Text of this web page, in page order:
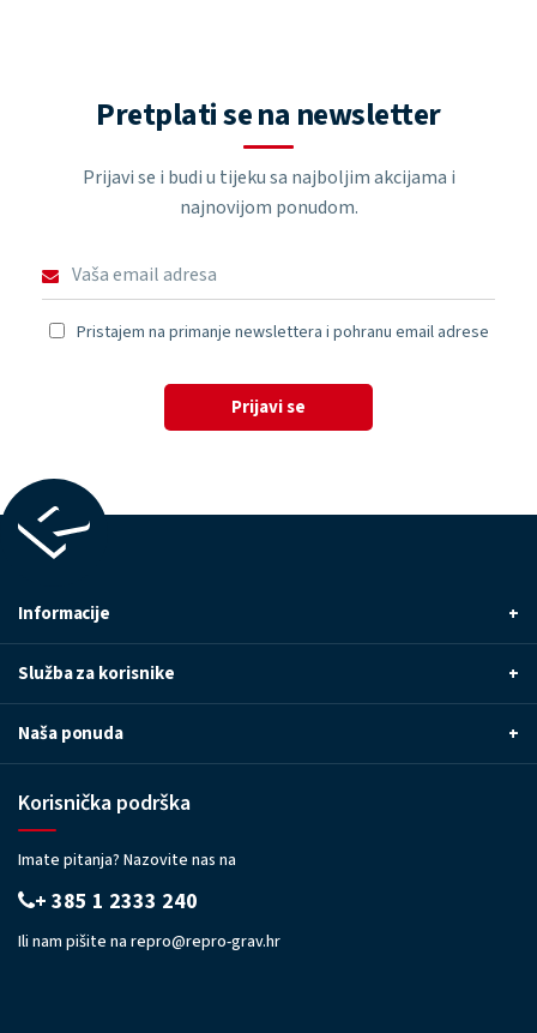
Pretplati se na newsletter
Prijavi se i budi u tijeku sa najboljim akcijama i
najnovijom ponudom.
Pristajem na primanje newslettera i pohranu email adrese
Prijavi se
Informacije +
Služba za korisnike +
Naša ponuda +
Korisnička podrška
Imate pitanja? Nazovite nas na
+ 385 1 2333 240
Ili nam pišite na repro@repro-grav.hr